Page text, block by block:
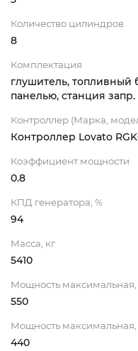
Количество цилиндров
8
Комплектация
глушитель,
панелью, станция
Контроллер (Марка,
Контроллер Lovato
Коэффициент мощности
0.8
КПД генератора, %
94
Масса, кг
5410
Мощность
550
Мощность максимальная,
440